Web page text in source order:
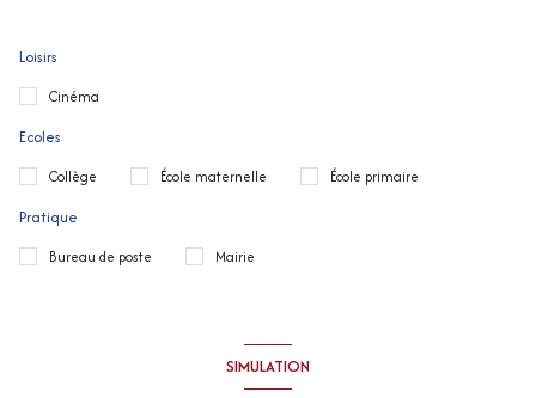
Loisirs
Cinéma
Ecoles
Collège École maternelle École primaire
Pratique
Bureau de poste Mairie
SIMULATION